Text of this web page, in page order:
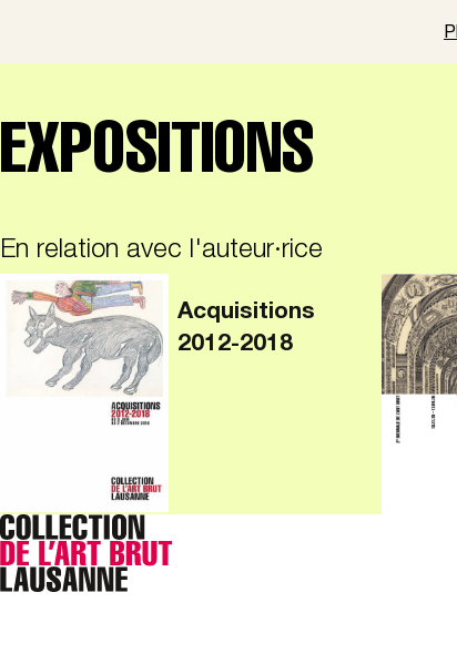
EXPOSITIONS
En relation avec l'auteur·rice
Acquisitions
2012-2018